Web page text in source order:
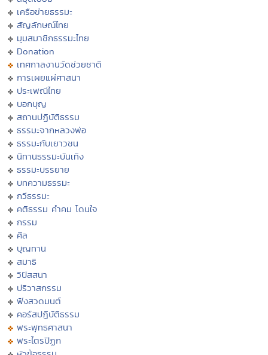
เครือข่ายธรรมะ
สัญลักษณ์ไทย
มุมสมาชิกธรรมะไทย
Donation
เทศกาลงานวัดช่วยชาติ
การเผยแผ่ศาสนา
ประเพณีไทย
บอกบุญ
สถานปฏิบัติธรรม
ธรรมะจากหลวงพ่อ
ธรรมะกับเยาวชน
นิทานธรรมะบันเทิง
ธรรมะบรรยาย
บทความธรรมะ
กวีธรรมะ
คติธรรม คำคม โดนใจ
กรรม
ศีล
บุญทาน
สมาธิ
วิปัสสนา
ปริวาสกรรม
ฟังสวดมนต์
คอร์สปฏิบัติธรรม
พระพุทธศาสนา
พระไตรปิฏก